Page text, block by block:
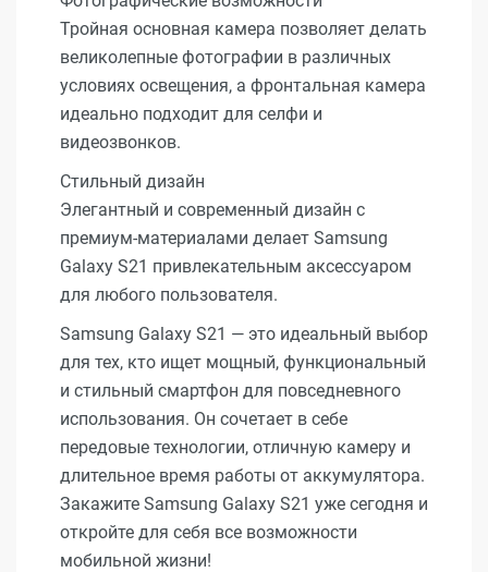
Тройная основная камера позволяет делать
великолепные фотографии в различных
условиях освещения, а фронтальная камера
идеально подходит для селфи и
видеозвонков.
Стильный дизайн
Элегантный и современный дизайн с
премиум-материалами делает Samsung
Galaxy S21 привлекательным аксессуаром
для любого пользователя.
Samsung Galaxy S21 — это идеальный выбор
для тех, кто ищет мощный, функциональный
и стильный смартфон для повседневного
использования. Он сочетает в себе
передовые технологии, отличную камеру и
длительное время работы от аккумулятора.
Закажите Samsung Galaxy S21 уже сегодня и
откройте для себя все возможности
мобильной жизни!